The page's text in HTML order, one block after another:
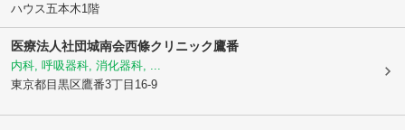
ハウス五本木1階
医療法人社団城南会西條クリニック鷹番
内科, 呼吸器科, 消化器科, ...
東京都目黒区鷹番3丁目16-9